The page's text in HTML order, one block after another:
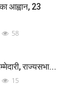
आह्वान, 23
58
राज्यसभा...
15